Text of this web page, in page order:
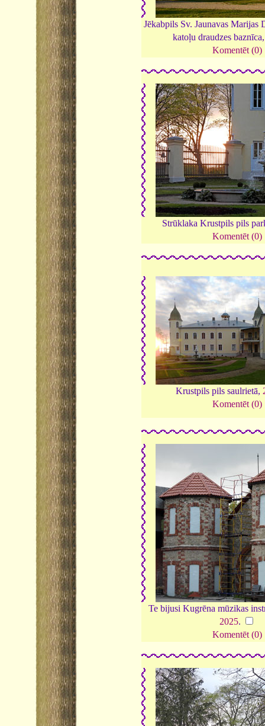
Jēkabpils Sv. Jaunavas Marijas
katoļu draudzes
Komentēt (0)
Strūklaka Krustpils pils
Komentēt (0)
Krustpils pils saulrietā,
Komentēt (0)
Te bijusi Kugrēna mūzikas
2025.
Komentēt (0)